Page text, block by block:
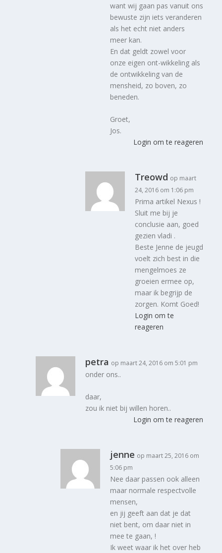
want wij gaan pas vanuit ons
bewuste zijn iets veranderen
als het echt niet anders
meer kan.
En dat geldt zowel voor
onze eigen ont-wikkeling als
de ontwikkeling van de
mensheid, zo boven, zo
beneden.
Groet,
Jos.
Login om te reageren
Treowd op maart
24, 2016 om 1:06 pm
Prima artikel Nexus !
Sluit me bij je
conclusie aan, goed
gezien vladi .
Beste Jenne de jeugd
voelt zich best in die
mengelmoes ze
groeien ermee op,
maar ik begrijp de
zorgen. Komt Goed!
Login om te
reageren
petra op maart 24, 2016 om 5:01 pm
onder ons..
daar,
zou ik niet bij willen horen..
Login om te reageren
jenne op maart 25, 2016 om
5:06 pm
Nee daar passen ook alleen
maar normale respectvolle
mensen,
en jij geeft aan dat je dat
niet bent, om daar niet in
mee te gaan, !
Ik weet waar ik het over heb